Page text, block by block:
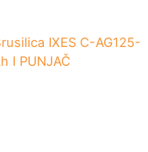
IXES C-AG125-
I PUNJAČ